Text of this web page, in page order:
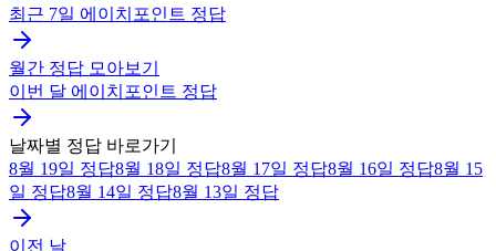
최근 7일 에이치포인트 정답
월간 정답 모아보기
이번 달 에이치포인트 정답
날짜별 정답 바로가기
8월 19일 정답8월 18일 정답8월 17일 정답8월 16일 정답8월 15
일 정답8월 14일 정답8월 13일 정답
이전 날